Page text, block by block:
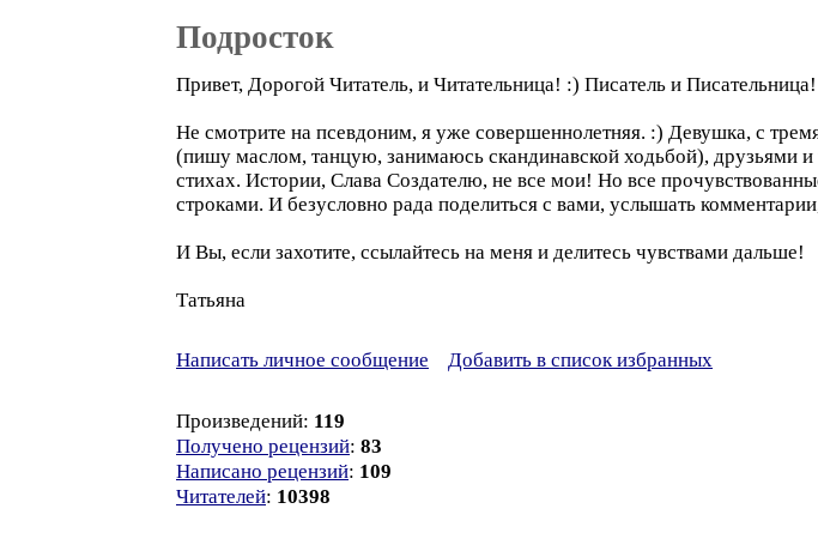
Подросток
Привет, Дорогой Читатель, и Читательница! :) Писатель и Писательница!
Не смотрите на псевдоним, я уже совершеннолетняя. :) Девушка, с
(пишу маслом, танцую, занимаюсь скандинавской ходьбой), друзьями
стихах. Истории, Слава Создателю, не все мои! Но все
строками. И безусловно рада поделиться с вами, услышать
И Вы, если захотите, ссылайтесь на меня и делитесь чувствами дальше!
Татьяна
Написать личное сообщение Добавить в список избранных
Произведений: 119
Получено рецензий: 83
Написано рецензий: 109
Читателей: 10398